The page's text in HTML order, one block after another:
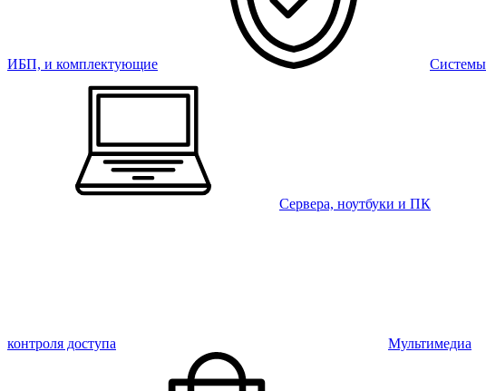
ИБП, и комплектующие
Сервера, ноутбуки и ПК
контроля доступа Мультимедиа